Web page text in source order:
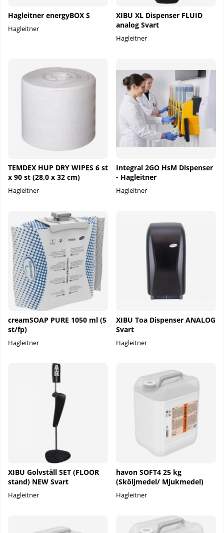
Hagleitner energyBOX S
Hagleitner
XIBU XL Dispenser FLUID
analog Svart
Hagleitner
TEMDEX HUP DRY WIPES 6 st
x 90 st (28,0 x 32 cm)
Hagleitner
Integral 2GO HsM Dispenser
- Hagleitner
Hagleitner
creamSOAP PURE 1050 ml (5
st/fp)
Hagleitner
XIBU Toa Dispenser ANALOG
Svart
Hagleitner
XIBU Golvställ SET (FLOOR
stand) NEW Svart
Hagleitner
havon SOFT4 25 kg
(Sköljmedel/ Mjukmedel)
Hagleitner